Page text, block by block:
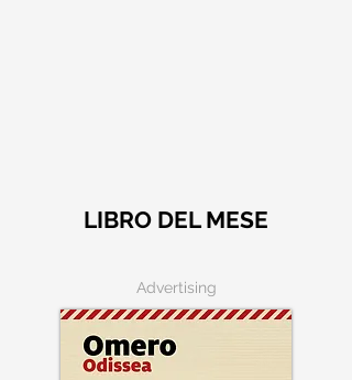
LIBRO DEL MESE
Advertising